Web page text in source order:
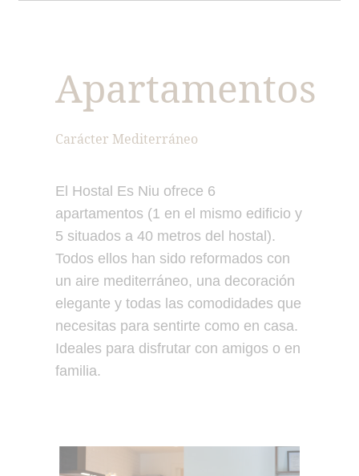
Apartamentos
Carácter Mediterráneo
El Hostal Es Niu ofrece 6
apartamentos (1 en el mismo edificio y
5 situados a 40 metros del hostal).
Todos ellos han sido reformados con
un aire mediterráneo, una decoración
elegante y todas las comodidades que
necesitas para sentirte como en casa.
Ideales para disfrutar con amigos o en
familia.